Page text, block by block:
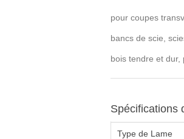
pour coupes
bancs de scie,
bois tendre et dur,
Spécifications
Type de Lame